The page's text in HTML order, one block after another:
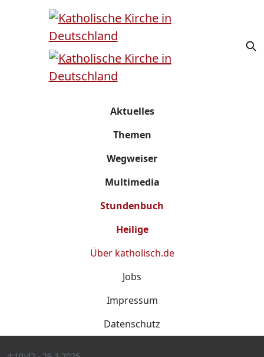
Aktuelles
Themen
Wegweiser
Multimedia
Stundenbuch
Heilige
Über katholisch.de
Jobs
Impressum
Datenschutz